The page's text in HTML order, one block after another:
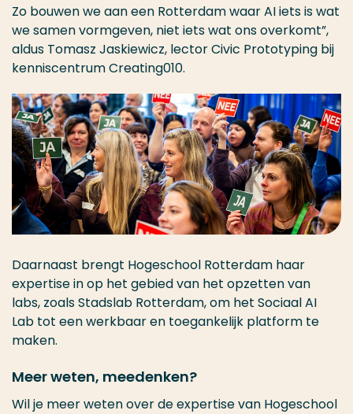
Zo bouwen we aan een Rotterdam waar AI iets is wat
we samen vormgeven, niet iets wat ons overkomt”,
aldus Tomasz Jaskiewicz, lector Civic Prototyping bij
kenniscentrum Creating010.
Daarnaast brengt Hogeschool Rotterdam haar
expertise in op het gebied van het opzetten van
labs, zoals Stadslab Rotterdam, om het Sociaal AI
Lab tot een werkbaar en toegankelijk platform te
maken.
Meer weten, meedenken?
Wil je meer weten over de expertise van Hogeschool